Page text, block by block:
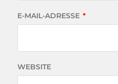
E-MAIL-ADRESSE *
WEBSITE